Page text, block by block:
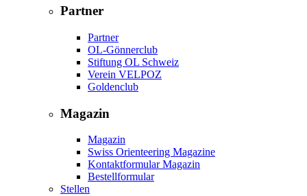
Partner
Partner
OL-Gönnerclub
Stiftung OL Schweiz
Verein VELPOZ
Goldenclub
Magazin
Magazin
Swiss Orienteering Magazine
Kontaktformular Magazin
Bestellformular
Stellen